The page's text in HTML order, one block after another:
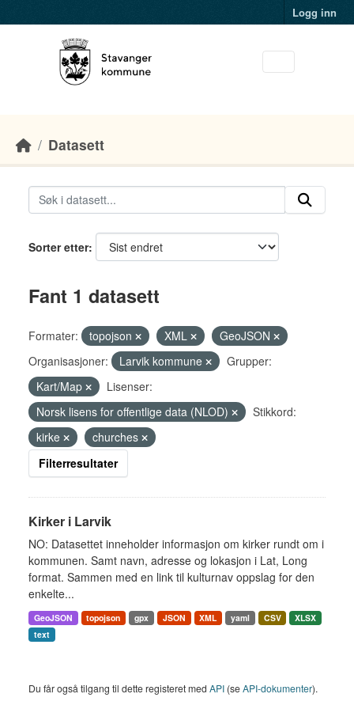
Logg inn
Datasett
Sorter etter
Fant 1 datasett
Formater: topojson XML
GeoJSON
Organisasjoner:
Larvik kommune
Grupper:
Kart/Map
Lisenser:
Norsk lisens for offentlige data (NLOD)
Stikkord:
kirke
churches
Filterresultater
Kirker i Larvik
NO: Datasettet inneholder informasjon om kirker rundt om i
kommunen. Samt navn, adresse og lokasjon i Lat, Long
format. Sammen med en link til kulturnav oppslag for den
enkelte...
GeoJSON topojson gpx JSON XML yaml CSV
XLSX
text
Du får også tilgang til dette registeret med API (seAPI-dokumenter).